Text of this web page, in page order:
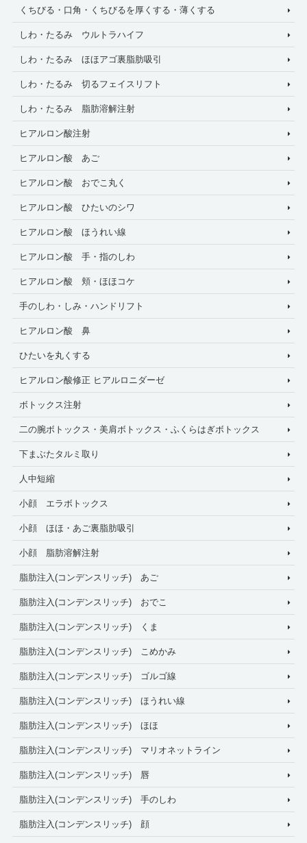
くちびる・口角・くちびるを厚くする・薄くする
しわ・たるみ ウルトラハイフ
しわ・たるみ ほほアゴ裏脂肪吸引
しわ・たるみ 切るフェイスリフト
しわ・たるみ 脂肪溶解注射
ヒアルロン酸注射
ヒアルロン酸 あご
ヒアルロン酸 おでこ丸く
ヒアルロン酸 ひたいのシワ
ヒアルロン酸 ほうれい線
ヒアルロン酸 手・指のしわ
ヒアルロン酸 頬・ほほコケ
手のしわ・しみ・ハンドリフト
ヒアルロン酸 鼻
ひたいを丸くする
ヒアルロン酸修正 ヒアルロニダーゼ
ボトックス注射
二の腕ボトックス・美肩ボトックス・ふくらはぎボトックス
下まぶたタルミ取り
人中短縮
小顔 エラボトックス
小顔 ほほ・あご裏脂肪吸引
小顔 脂肪溶解注射
脂肪注入(コンデンスリッチ) あご
脂肪注入(コンデンスリッチ) おでこ
脂肪注入(コンデンスリッチ) くま
脂肪注入(コンデンスリッチ) こめかみ
脂肪注入(コンデンスリッチ) ゴルゴ線
脂肪注入(コンデンスリッチ) ほうれい線
脂肪注入(コンデンスリッチ) ほほ
脂肪注入(コンデンスリッチ) マリオネットライン
脂肪注入(コンデンスリッチ) 唇
脂肪注入(コンデンスリッチ) 手のしわ
脂肪注入(コンデンスリッチ) 顔